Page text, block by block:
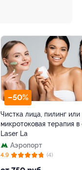
–50%
Чистка лица, пилинг или
микротоковая терапия в
Laser La
Аэропорт
4.9 (4)